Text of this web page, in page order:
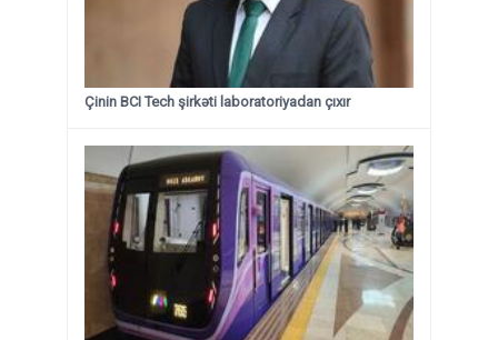
Çinin BCI Tech şirkəti laboratoriyadan çıxır